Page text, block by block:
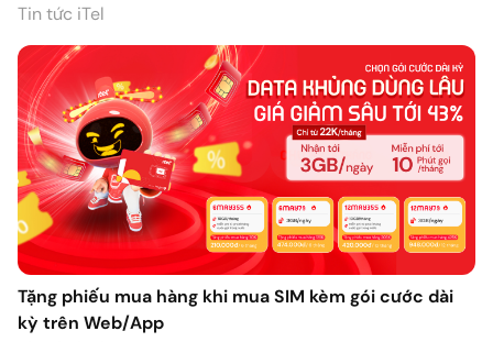
Tin tức iTel
Tặng phiếu mua hàng khi mua SIM kèm gói cước dài
kỳ trên Web/App